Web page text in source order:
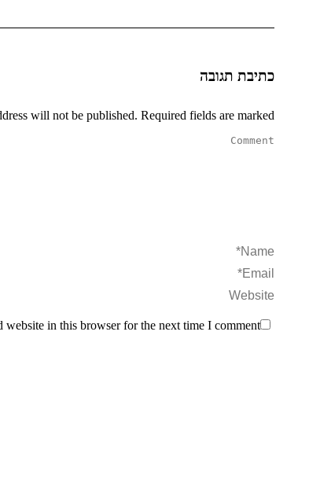
כתיבת תגובה
will not be published. Required fields are marked
Comment
Name *
Email *
Website
website in this browser for the next time I comment.